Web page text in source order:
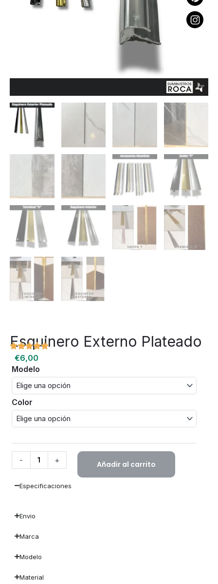
Esquinero Externo Plateado
€6,00
Modelo
Color
-
Esquinero
Externo
Plateado
cantidad
+ Añadir al carrito
Especificaciones
Envio
Marca
Modelo
Material